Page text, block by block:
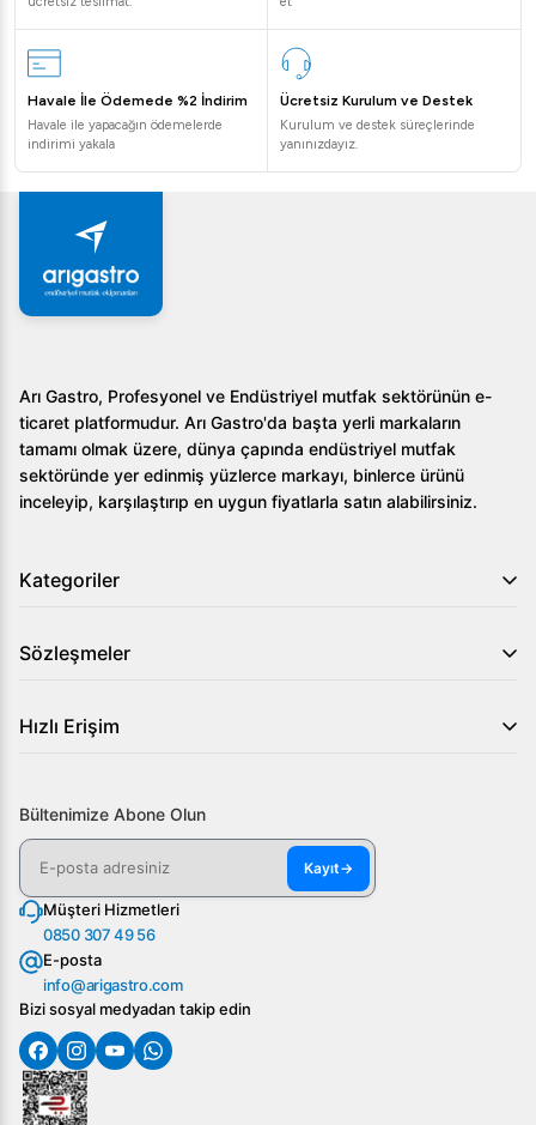
Havale İle Ödemede %2 İndirim
Havale ile yapacağın ödemelerde
indirimi yakala
Ücretsiz Kurulum ve Destek
Kurulum ve destek süreçlerinde
yanınızdayız.
Arı Gastro, Profesyonel ve Endüstriyel mutfak sektörünün e-
ticaret platformudur. Arı Gastro'da başta yerli markaların
tamamı olmak üzere, dünya çapında endüstriyel mutfak
sektöründe yer edinmiş yüzlerce markayı, binlerce ürünü
inceleyip, karşılaştırıp en uygun fiyatlarla satın alabilirsiniz.
Kategoriler
Sözleşmeler
Hızlı Erişim
Bültenimize Abone Olun
Kayıt→
Müşteri Hizmetleri
0850 307 49 56
E-posta
info@arigastro.com
Bizi sosyal medyadan takip edin